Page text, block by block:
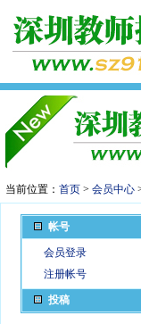
当前位置： 首页 > 会员中心
帐号
会员登录
注册帐号
投稿